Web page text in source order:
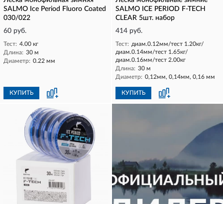
SALMO Ice Period Fluoro Coated
030/022
60 руб.
Тест: 4.00 кг
Длина: 30 м
Диаметр: 0.22 мм
КУПИТЬ
SALMO ICE PERIOD F-TECH
CLEAR 5шт. набор
414 руб.
Тест: диам.0.12мм/тест 1.20кг/
диам.0.14мм/тест 1.65кг/
диам.0.16мм/тест 2.00кг
Длина: 30 м
Диаметр: 0,12мм, 0,14мм, 0,16 мм
КУПИТЬ